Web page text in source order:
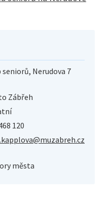
seniorů, Nerudova 7
Zábřeh
120
města